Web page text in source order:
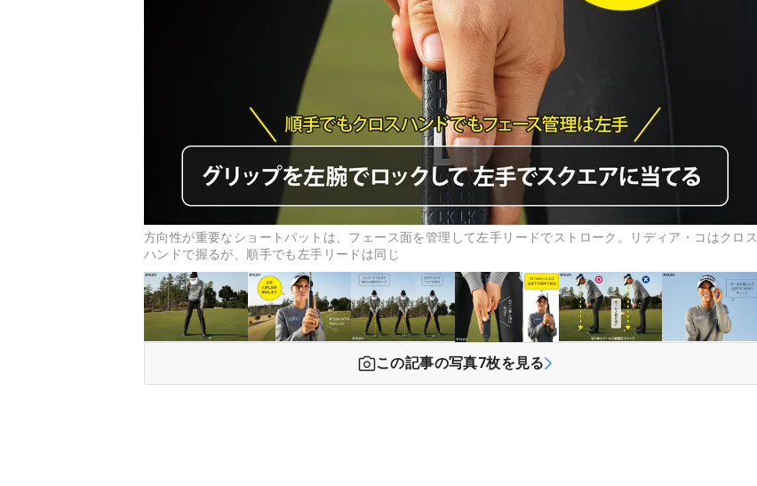
方向性が重要なショートパットは、フェース面を管理して左手リードでストローク。リディア・コはクロス
ハンドで握るが、順手でも左手リードは同じ
この記事の写真7枚を見る